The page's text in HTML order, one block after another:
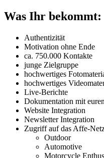
Was Ihr bekommt:
Authentizität
Motivation ohne Ende
ca. 750.000 Kontakte
junge Zielgruppe
hochwertiges
hochwertiges
Live-Berichte
Dokumentation mit
Website Integration
Newsletter Integration
Zugriff auf das Affe-
Outdoor
Automotive
Motorcycle